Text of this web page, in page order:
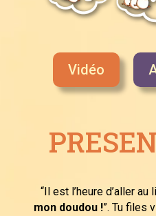
Vidéo
“Il est l’heure d’aller au
mon doudou !”. Tu files